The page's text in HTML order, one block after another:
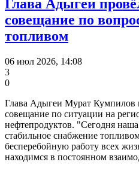
Глава Адыгеи
совещание по
топливом
06 июл 2026, 14:08
3
0
Глава Адыгеи Мурат Кумпилов
совещание по ситуации на
нефтепродуктов. "Сегодня наша
стабильное снабжение
бесперебойную работу всех
находимся в постоянном